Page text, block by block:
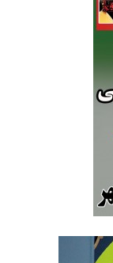
اربعین
حسینی
رجایی
شهر